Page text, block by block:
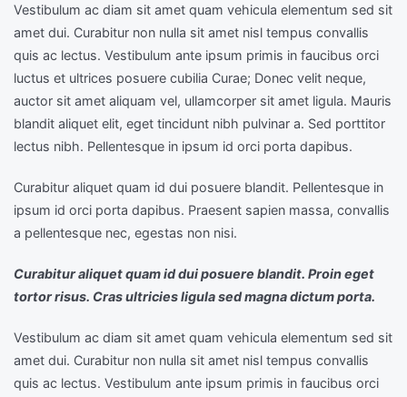
for?
Vestibulum ac diam sit amet quam vehicula elementum sed sit
amet dui. Curabitur non nulla sit amet nisl tempus convallis
quis ac lectus. Vestibulum ante ipsum primis in faucibus orci
luctus et ultrices posuere cubilia Curae; Donec velit neque,
auctor sit amet aliquam vel, ullamcorper sit amet ligula. Mauris
blandit aliquet elit, eget tincidunt nibh pulvinar a. Sed porttitor
lectus nibh. Pellentesque in ipsum id orci porta dapibus.
Curabitur aliquet quam id dui posuere blandit. Pellentesque in
ipsum id orci porta dapibus. Praesent sapien massa, convallis
a pellentesque nec, egestas non nisi.
Curabitur aliquet quam id dui posuere blandit. Proin eget
tortor risus. Cras ultricies ligula sed magna dictum porta.
Vestibulum ac diam sit amet quam vehicula elementum sed sit
amet dui. Curabitur non nulla sit amet nisl tempus convallis
quis ac lectus. Vestibulum ante ipsum primis in faucibus orci